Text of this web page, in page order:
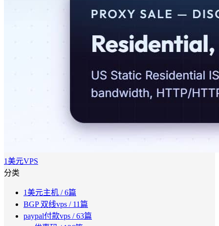
1美元VPS
分类
1美元主机 / 6篇
BGP 双线vps / 11篇
paypal付款vps / 63篇